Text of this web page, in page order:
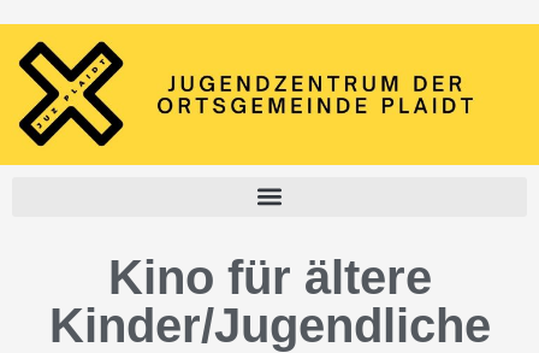
Kino für ältere
Kinder/Jugendliche